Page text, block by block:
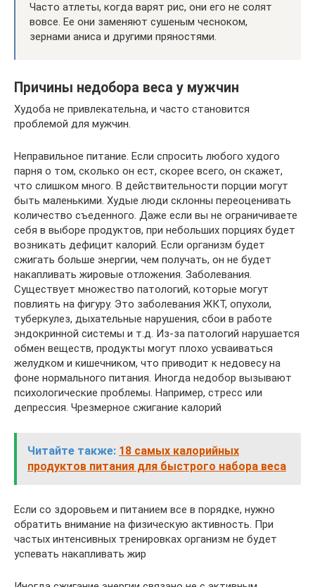
Часто атлеты, когда варят рис, они его не солят
вовсе. Ее они заменяют сушеным чесноком,
зернами аниса и другими пряностями.
Причины недобора веса у мужчин
Худоба не привлекательна, и часто становится
проблемой для мужчин.
Неправильное питание. Если спросить любого худого
парня о том, сколько он ест, скорее всего, он скажет,
что слишком много. В действительности порции могут
быть маленькими. Худые люди склонны переоценивать
количество съеденного. Даже если вы не ограничиваете
себя в выборе продуктов, при небольших порциях будет
возникать дефицит калорий. Если организм будет
сжигать больше энергии, чем получать, он не будет
накапливать жировые отложения. Заболевания.
Существует множество патологий, которые могут
повлиять на фигуру. Это заболевания ЖКТ, опухоли,
туберкулез, дыхательные нарушения, сбои в работе
эндокринной системы и т.д. Из-за патологий нарушается
обмен веществ, продукты могут плохо усваиваться
желудком и кишечником, что приводит к недовесу на
фоне нормального питания. Иногда недобор вызывают
психологические проблемы. Например, стресс или
депрессия. Чрезмерное сжигание калорий
Читайте также: 18 самых калорийных
продуктов питания для быстрого набора веса
Если со здоровьем и питанием все в порядке, нужно
обратить внимание на физическую активность. При
частых интенсивных тренировках организм не будет
успевать накапливать жир